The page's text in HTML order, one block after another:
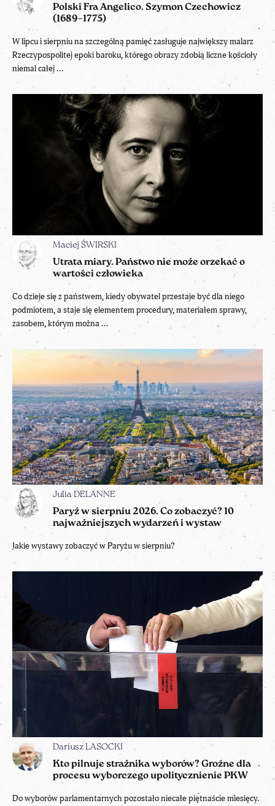
Polski Fra Angelico. Szymon Czechowicz
(1689–1775)
W lipcu i sierpniu na szczególną pamięć zasługuje największy malarz
Rzeczypospolitej epoki baroku, którego obrazy zdobią liczne kościoły
niemal całej ...
Maciej ŚWIRSKI
Utrata miary. Państwo nie może orzekać o
wartości człowieka
Co dzieje się z państwem, kiedy obywatel przestaje być dla niego
podmiotem, a staje się elementem procedury, materiałem sprawy,
zasobem, którym można ...
Julia DELANNE
Paryż w sierpniu 2026. Co zobaczyć? 10
najważniejszych wydarzeń i wystaw
Jakie wystawy zobaczyć w Paryżu w sierpniu?
Dariusz LASOCKI
Kto pilnuje strażnika wyborów? Groźne dla
procesu wyborczego upolitycznienie PKW
Do wyborów parlamentarnych pozostało niecałe piętnaście miesięcy.